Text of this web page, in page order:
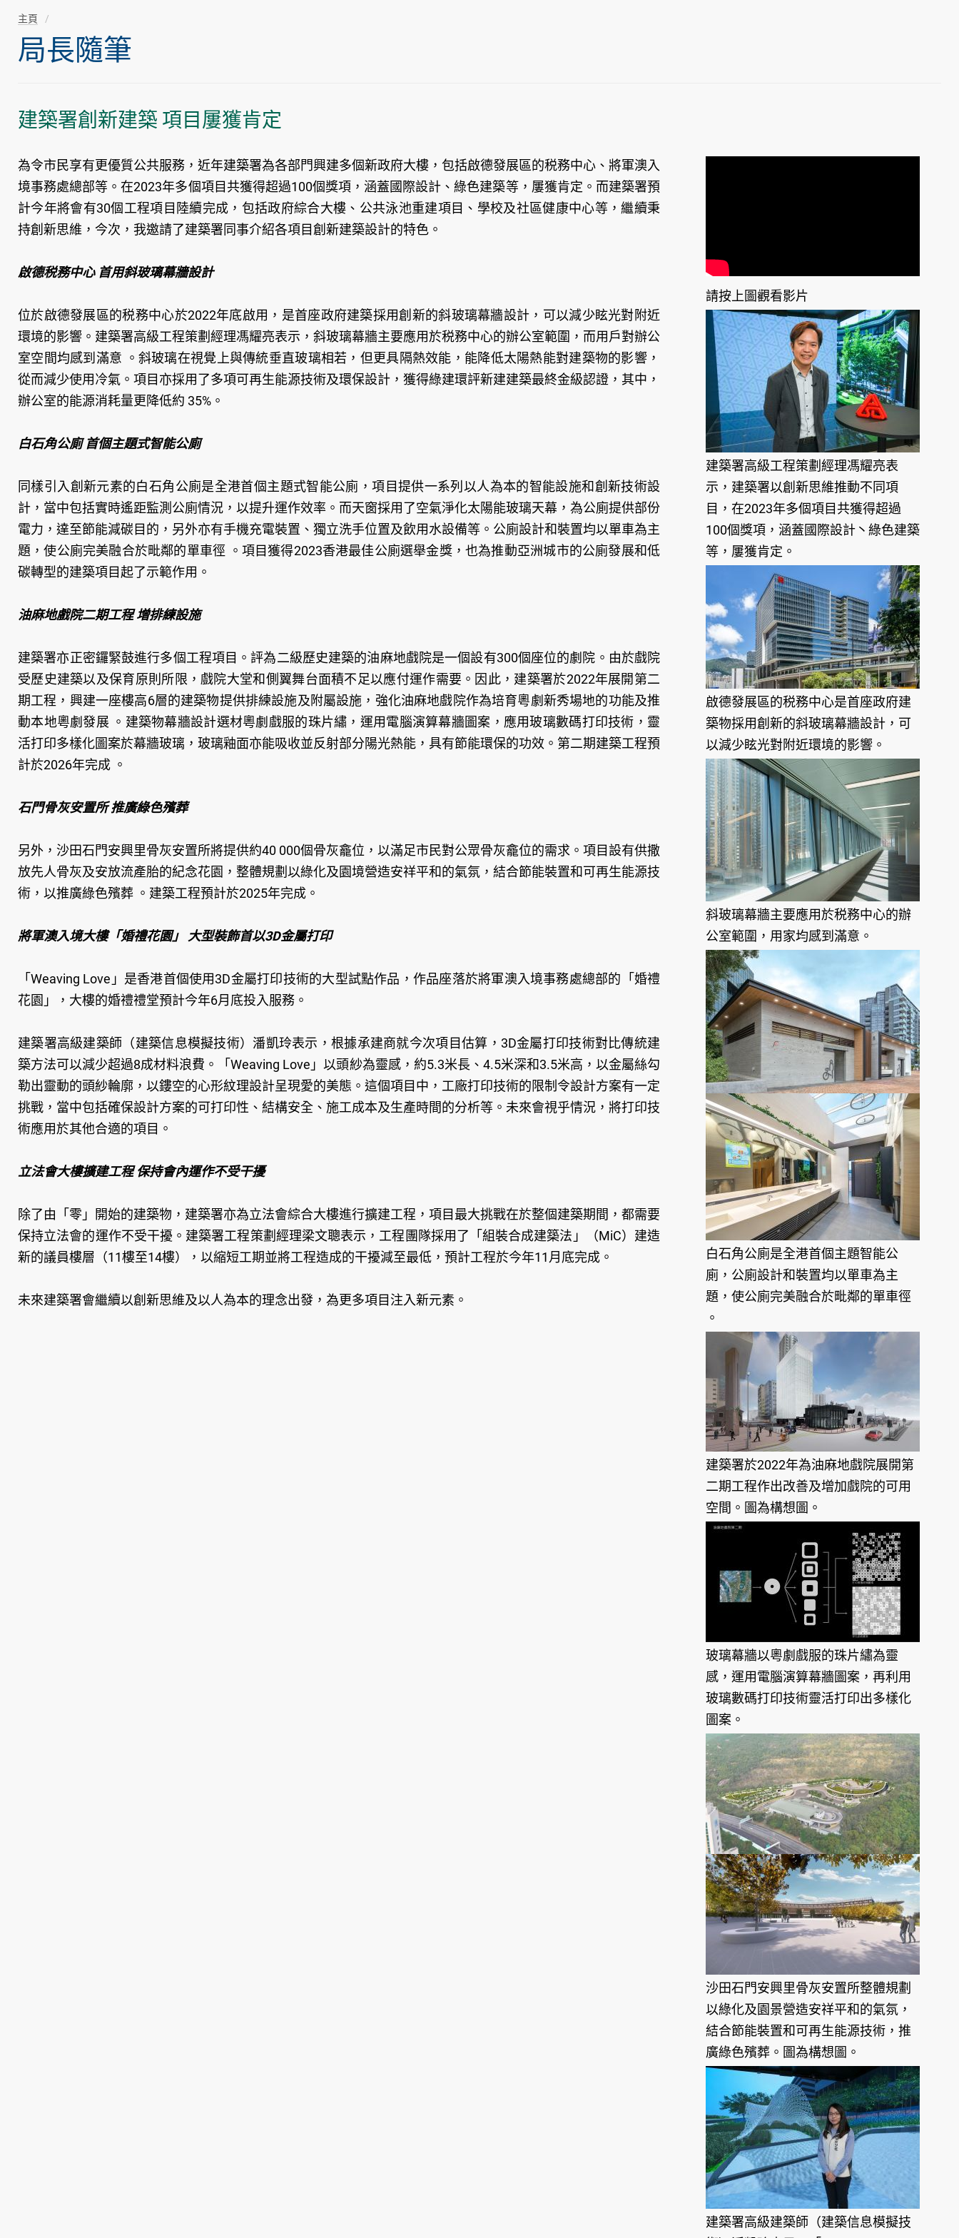
主頁
局長隨筆
建築署創新建築 項目屢獲肯定
為令市民享有更優質公共服務，近年建築署為各部門興建多個新政府大樓，包括啟德發展區的税務中心、將軍澳入
境事務處總部等。在2023年多個項目共獲得超過100個獎項，涵蓋國際設計、綠色建築等，屢獲肯定。而建築署預
計今年將會有30個工程項目陸續完成，包括政府綜合大樓、公共泳池重建項目、學校及社區健康中心等，繼續秉
持創新思維，今次，我邀請了建築署同事介紹各項目創新建築設計的特色。
啟德税務中心 首用斜玻璃幕牆設計
位於啟德發展區的税務中心於2022年底啟用，是首座政府建築採用創新的斜玻璃幕牆設計，可以減少眩光對附近
環境的影響。建築署高級工程策劃經理馮耀亮表示，斜玻璃幕牆主要應用於税務中心的辦公室範圍，而用戶對辦公
室空間均感到滿意 。斜玻璃在視覺上與傳統垂直玻璃相若，但更具隔熱效能，能降低太陽熱能對建築物的影響，
從而減少使用冷氣。項目亦採用了多項可再生能源技術及環保設計，獲得綠建環評新建建築最終金級認證，其中，
辦公室的能源消耗量更降低約 35%。
白石角公廁 首個主題式智能公廁
同樣引入創新元素的白石角公廁是全港首個主題式智能公廁，項目提供一系列以人為本的智能設施和創新技術設
計，當中包括實時遙距監測公廁情況，以提升運作效率。而天窗採用了空氣淨化太陽能玻璃天幕，為公廁提供部份
電力，達至節能減碳目的，另外亦有手機充電裝置、獨立洗手位置及飲用水設備等。公廁設計和裝置均以單車為主
題，使公廁完美融合於毗鄰的單車徑 。項目獲得2023香港最佳公廁選舉金獎，也為推動亞洲城市的公廁發展和低
碳轉型的建築項目起了示範作用。
油麻地戲院二期工程 增排練設施
建築署亦正密鑼緊鼓進行多個工程項目。評為二級歷史建築的油麻地戲院是一個設有300個座位的劇院。由於戲院
受歷史建築以及保育原則所限，戲院大堂和側翼舞台面積不足以應付運作需要。因此，建築署於2022年展開第二
期工程，興建一座樓高6層的建築物提供排練設施及附屬設施，強化油麻地戲院作為培育粵劇新秀場地的功能及推
動本地粵劇發展 。建築物幕牆設計選材粵劇戲服的珠片繡，運用電腦演算幕牆圖案，應用玻璃數碼打印技術，靈
活打印多樣化圖案於幕牆玻璃，玻璃釉面亦能吸收並反射部分陽光熱能，具有節能環保的功效。第二期建築工程預
計於2026年完成 。
石門骨灰安置所 推廣綠色殯葬
另外，沙田石門安興里骨灰安置所將提供約40 000個骨灰龕位，以滿足市民對公眾骨灰龕位的需求。項目設有供撒
放先人骨灰及安放流產胎的紀念花園，整體規劃以綠化及園境營造安祥平和的氣氛，結合節能裝置和可再生能源技
術，以推廣綠色殯葬 。建築工程預計於2025年完成。
將軍澳入境大樓「婚禮花園」 大型裝飾首以3D金屬打印
「Weaving Love」是香港首個使用3D金屬打印技術的大型試點作品，作品座落於將軍澳入境事務處總部的「婚禮
花園」，大樓的婚禮禮堂預計今年6月底投入服務。
建築署高級建築師（建築信息模擬技術）潘凱玲表示，根據承建商就今次項目估算，3D金屬打印技術對比傳統建
築方法可以減少超過8成材料浪費。「Weaving Love」以頭紗為靈感，約5.3米長、4.5米深和3.5米高，以金屬絲勾
勒出靈動的頭紗輪廓，以鏤空的心形紋理設計呈現愛的美態。這個項目中，工廠打印技術的限制令設計方案有一定
挑戰，當中包括確保設計方案的可打印性、結構安全、施工成本及生產時間的分析等。未來會視乎情況，將打印技
術應用於其他合適的項目。
立法會大樓擴建工程 保持會內運作不受干擾
除了由「零」開始的建築物，建築署亦為立法會綜合大樓進行擴建工程，項目最大挑戰在於整個建築期間，都需要
保持立法會的運作不受干擾。建築署工程策劃經理梁文聰表示，工程團隊採用了「組裝合成建築法」（MiC）建造
新的議員樓層（11樓至14樓），以縮短工期並將工程造成的干擾減至最低，預計工程於今年11月底完成。
未來建築署會繼續以創新思維及以人為本的理念出發，為更多項目注入新元素。
請按上圖觀看影片
建築署高級工程策劃經理馮耀亮表
示，建築署以創新思維推動不同項
目，在2023年多個項目共獲得超過
100個獎項，涵蓋國際設計⼂綠色建築
等，屢獲肯定。
啟德發展區的税務中心是首座政府建
築物採用創新的斜玻璃幕牆設計，可
以減少眩光對附近環境的影響。
斜玻璃幕牆主要應用於税務中心的辦
公室範圍，用家均感到滿意。
白石角公廁是全港首個主題智能公
廁，公廁設計和裝置均以單車為主
題，使公廁完美融合於毗鄰的單車徑
。
建築署於2022年為油麻地戲院展開第
二期工程作出改善及增加戲院的可用
空間。圖為構想圖。
玻璃幕牆以粵劇戲服的珠片繡為靈
感，運用電腦演算幕牆圖案，再利用
玻璃數碼打印技術靈活打印出多樣化
圖案。
沙田石門安興里骨灰安置所整體規劃
以綠化及園景營造安祥平和的氣氛，
結合節能裝置和可再生能源技術，推
廣綠色殯葬。圖為構想圖。
建築署高級建築師（建築信息模擬技